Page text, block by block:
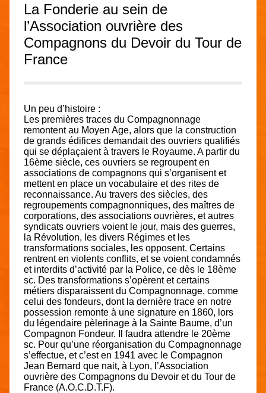
La Fonderie au sein de
l’Association ouvrière des
Compagnons du Devoir du Tour de
France
Un peu d’histoire :
Les premières traces du Compagnonnage
remontent au Moyen Age, alors que la construction
de grands édifices demandait des ouvriers qualifiés
qui se déplaçaient à travers le Royaume. A partir du
16ème siècle, ces ouvriers se regroupent en
associations de compagnons qui s’organisent et
mettent en place un vocabulaire et des rites de
reconnaissance. Au travers des siècles, des
regroupements compagnonniques, des maîtres de
corporations, des associations ouvrières, et autres
syndicats ouvriers voient le jour, mais des guerres,
la Révolution, les divers Régimes et les
transformations sociales, les opposent. Certains
rentrent en violents conflits, et se voient condamnés
et interdits d’activité par la Police, ce dès le 18ème
sc. Des transformations s’opèrent et certains
métiers disparaissent du Compagnonnage, comme
celui des fondeurs, dont la dernière trace en notre
possession remonte à une signature en 1860, lors
du légendaire pèlerinage à la Sainte Baume, d’un
Compagnon Fondeur. Il faudra attendre le 20ème
sc. Pour qu’une réorganisation du Compagnonnage
s’effectue, et c’est en 1941 avec le Compagnon
Jean Bernard que nait, à Lyon, l’Association
ouvrière des Compagnons du Devoir et du Tour de
France (A.O.C.D.T.F).